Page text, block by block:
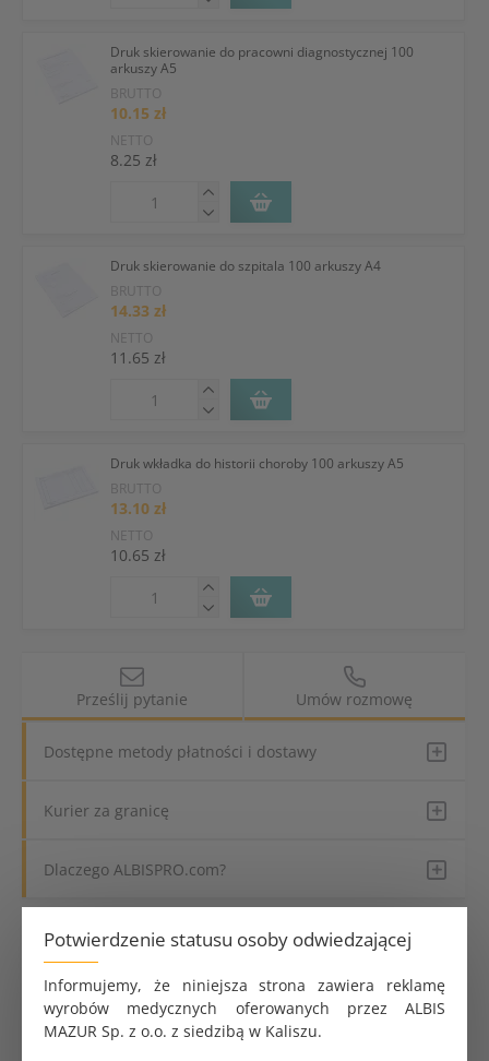
Potwierdzenie statusu osoby odwiedzającej
Informujemy, że niniejsza strona zawiera reklamę
wyrobów medycznych oferowanych przez ALBIS
MAZUR Sp. z o.o. z siedzibą w Kaliszu.
Druk skierowanie do pracowni diagnostycznej 100
arkuszy A5
BRUTTO
10.15 zł
NETTO
8.25 zł
Druk skierowanie do szpitala 100 arkuszy A4
BRUTTO
14.33 zł
NETTO
11.65 zł
Druk wkładka do historii choroby 100 arkuszy A5
BRUTTO
13.10 zł
NETTO
10.65 zł
Prześlij pytanie Umów rozmowę
Dostępne metody płatności i dostawy
Kurier za granicę
Dlaczego ALBISPRO.com?
Parametry produktu
Format A5
Liczba arkuszy